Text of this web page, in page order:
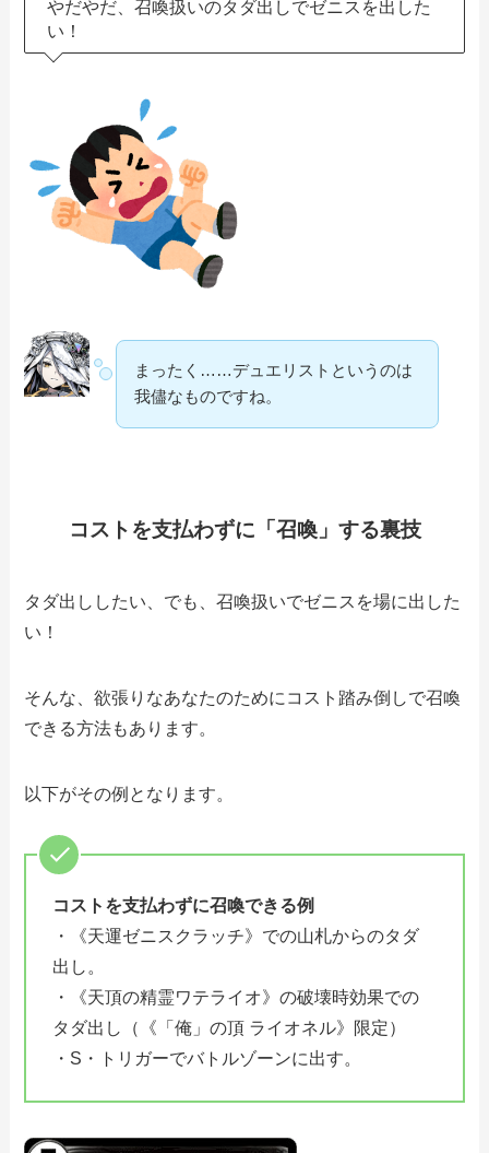
やだやだ、召喚扱いのタダ出しでゼニスを出した
い！
まったく……デュエリストというのは
我儘なものですね。
コストを支払わずに「召喚」する裏技
タダ出ししたい、でも、召喚扱いでゼニスを場に出した
い！
そんな、欲張りなあなたのためにコスト踏み倒しで召喚
できる方法もあります。
以下がその例となります。
コストを支払わずに召喚できる例
・《天運ゼニスクラッチ》での山札からのタダ
出し。
・《天頂の精霊ワテライオ》の破壊時効果での
タダ出し（《「俺」の頂 ライオネル》限定）
・S・トリガーでバトルゾーンに出す。